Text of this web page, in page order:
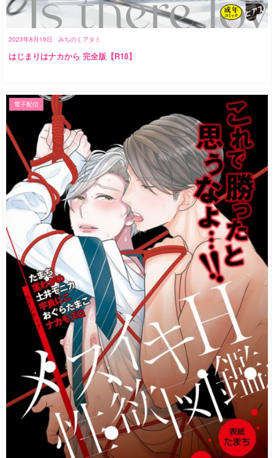
2023年8月19日 みちのくアタミ
はじまりはナカから 完全版【R18】
電子配信